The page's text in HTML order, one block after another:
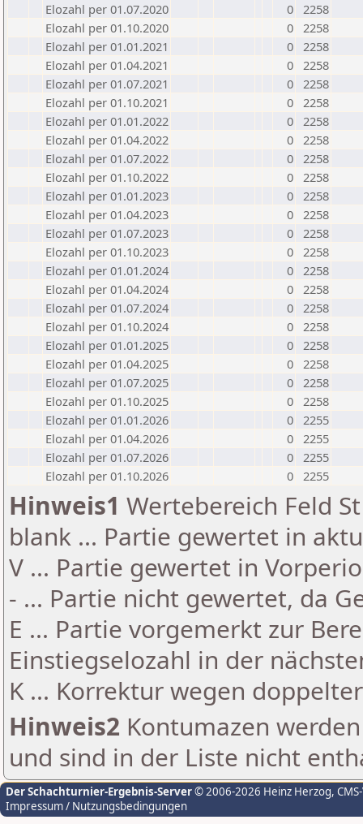
Elozahl per 01.07.2020
0 2258
Elozahl per 01.10.2020
0 2258
Elozahl per 01.01.2021
0 2258
Elozahl per 01.04.2021
0 2258
Elozahl per 01.07.2021
0 2258
Elozahl per 01.10.2021
0 2258
Elozahl per 01.01.2022
0 2258
Elozahl per 01.04.2022
0 2258
Elozahl per 01.07.2022
0 2258
Elozahl per 01.10.2022
0 2258
Elozahl per 01.01.2023
0 2258
Elozahl per 01.04.2023
0 2258
Elozahl per 01.07.2023
0 2258
Elozahl per 01.10.2023
0 2258
Elozahl per 01.01.2024
0 2258
Elozahl per 01.04.2024
0 2258
Elozahl per 01.07.2024
0 2258
Elozahl per 01.10.2024
0 2258
Elozahl per 01.01.2025
0 2258
Elozahl per 01.04.2025
0 2258
Elozahl per 01.07.2025
0 2258
Elozahl per 01.10.2025
0 2258
Elozahl per 01.01.2026
0 2255
Elozahl per 01.04.2026
0 2255
Elozahl per 01.07.2026
0 2255
Elozahl per 01.10.2026
0 2255
Hinweis1 Wertebereich Feld
blank ... Partie gewertet in
V ... Partie gewertet in
- ... Partie nicht gewertet, da
E ... Partie vorgemerkt zur
Einstiegselozahl in der
K ... Korrektur wegen
Hinweis2 Kontumazen
und sind in der Liste nicht
Der Schachturnier-Ergebnis-Server© 2006-2026 Heinz Herzog,
Impressum / Nutzungsbedingungen